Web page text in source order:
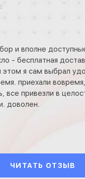
и вполне
- бесплатная
этом я сам выбрал
приехали
все привезли в
доволен.
ЧИТАТЬ ОТЗЫВ